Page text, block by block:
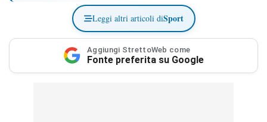
Leggi altri articoli diSport
Aggiungi StrettoWeb come
Fonte preferita su Google